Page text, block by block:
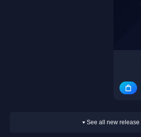
See all new release